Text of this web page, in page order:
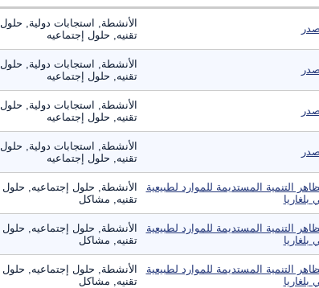
الأنشطة, استجابات دولية, حلول
تقنيه, حلول إجتماعيه
الأنشطة, استجابات دولية, حلول
تقنيه, حلول إجتماعيه
الأنشطة, استجابات دولية, حلول
تقنيه, حلول إجتماعيه
الأنشطة, استجابات دولية, حلول
تقنيه, حلول إجتماعيه
التنمية المستديمة للموارد لطبيعية
بلغاريا
الأنشطة, حلول إجتماعيه, حلول
تقنيه, مشاكل
التنمية المستديمة للموارد لطبيعية
بلغاريا
الأنشطة, حلول إجتماعيه, حلول
تقنيه, مشاكل
التنمية المستديمة للموارد لطبيعية
بلغاريا
الأنشطة, حلول إجتماعيه, حلول
تقنيه, مشاكل